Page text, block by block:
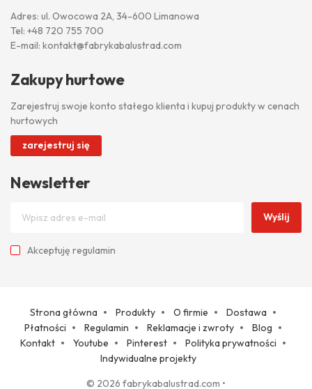
Adres: ul. Owocowa 2A, 34-600 Limanowa
Tel: +48 720 755 700
E-mail: kontakt@fabrykabalustrad.com
Zakupy hurtowe
Zarejestruj swoje konto stałego klienta i kupuj produkty w cenach
hurtowych
zarejestruj się
Newsletter
Wyślij
Akceptuję regulamin
Strona główna Produkty O firmie
Dostawa
Płatności
Regulamin Reklamacje i zwroty
Blog
Kontakt
Youtube Pinterest
Polityka prywatności
Indywidualne projekty
© 2026 fabrykabalustrad.com •